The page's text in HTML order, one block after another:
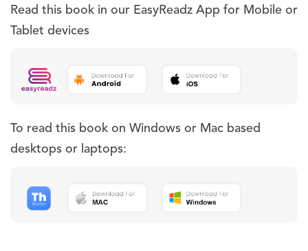
Read this book in our EasyReadz App for Mobile or
Tablet devices
To read this book on Windows or Mac based
desktops or laptops: